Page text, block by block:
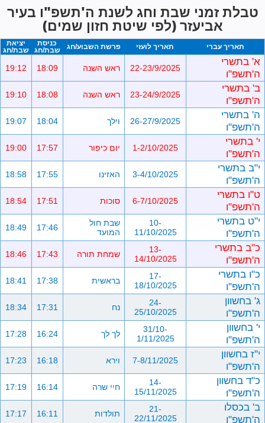
טבלת זמני שבת וחג לשנת ה'תשפ"ו בעיר
אביעזר (לפי שיטת חזון שמים)
תאריך עברי תאריך לועזי פרשת השבוע/חג
כניסת
שבת/חג
יציאת
שבת/חג
א' בתשרי
ה'תשפ"ו
22-23/9/2025 ראש השנה 18:09
19:12
ב' בתשרי
ה'תשפ"ו
23-24/9/2025 ראש השנה 18:08
19:10
ה' בתשרי
ה'תשפ"ו
26-27/9/2025 וילך 18:04
19:07
י' בתשרי
ה'תשפ"ו
1-2/10/2025 יום כיפור 17:57
19:00
י"ב בתשרי
ה'תשפ"ו
3-4/10/2025 האזינו 17:55
18:58
ט"ו בתשרי
ה'תשפ"ו
6-7/10/2025 סוכות 17:51
18:54
י"ט בתשרי
ה'תשפ"ו
10-
11/10/2025
שבת חול
המועד
17:46
18:49
כ"ב בתשרי
ה'תשפ"ו
13-
14/10/2025
שמחת תורה 17:43
18:46
כ"ו בתשרי
ה'תשפ"ו
17-
18/10/2025
בראשית 17:38
18:41
ג' בחשוון
ה'תשפ"ו
24-
25/10/2025
נח 17:31
18:34
י' בחשוון
ה'תשפ"ו
31/10-
1/11/2025
לך לך 16:24
17:28
י"ז בחשוון
ה'תשפ"ו
7-8/11/2025 וירא 16:18
17:23
כ"ד בחשוון
ה'תשפ"ו
14-
15/11/2025
חיי שרה 16:14
17:19
ב' בכסלו
ה'תשפ"ו
21-
22/11/2025
תולדות 16:11
17:17